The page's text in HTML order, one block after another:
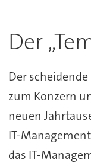
Der
Der
zum Konzern
neuen
IT-
das IT-